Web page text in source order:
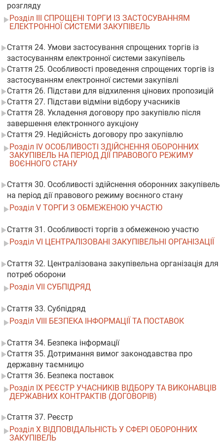
розгляду
Розділ III СПРОЩЕНІ ТОРГИ ІЗ ЗАСТОСУВАННЯМ
ЕЛЕКТРОННОЇ СИСТЕМИ ЗАКУПІВЕЛЬ
Стаття 24. Умови застосування спрощених торгів із
застосуванням електронної системи закупівель
Стаття 25. Особливості проведення спрощених торгів із
застосуванням електронної системи закупівлі
Стаття 26. Підстави для відхилення цінових пропозицій
Стаття 27. Підстави відміни відбору учасників
Стаття 28. Укладення договору про закупівлю після
завершення електронного аукціону
Стаття 29. Недійсність договору про закупівлю
Розділ IV ОСОБЛИВОСТІ ЗДІЙСНЕННЯ ОБОРОННИХ
ЗАКУПІВЕЛЬ НА ПЕРІОД ДІЇ ПРАВОВОГО РЕЖИМУ
ВОЄННОГО СТАНУ
Стаття 30. Особливості здійснення оборонних закупівель
на період дії правового режиму воєнного стану
Розділ V ТОРГИ З ОБМЕЖЕНОЮ УЧАСТЮ
Стаття 31. Особливості торгів з обмеженою участю
Розділ VI ЦЕНТРАЛІЗОВАНІ ЗАКУПІВЕЛЬНІ ОРГАНІЗАЦІЇ
Стаття 32. Централізована закупівельна організація для
потреб оборони
Розділ VII СУБПІДРЯД
Стаття 33. Субпідряд
Розділ VIII БЕЗПЕКА ІНФОРМАЦІЇ ТА ПОСТАВОК
Стаття 34. Безпека інформації
Стаття 35. Дотримання вимог законодавства про
державну таємницю
Стаття 36. Безпека поставок
Розділ IX РЕЄСТР УЧАСНИКІВ ВІДБОРУ ТА ВИКОНАВЦІВ
ДЕРЖАВНИХ КОНТРАКТІВ (ДОГОВОРІВ)
Стаття 37. Реєстр
Розділ X ВІДПОВІДАЛЬНІСТЬ У СФЕРІ ОБОРОННИХ
ЗАКУПІВЕЛЬ